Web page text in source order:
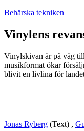
Behärska tekniken
Vinylens
Vinylskivan är på väg
musikformat ökar
blivit en livlina för
Jonas Ryberg (Text) ,